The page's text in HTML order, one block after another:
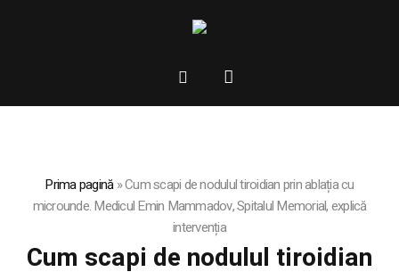
Prima pagină»Cum scapi de nodulul tiroidian prin ablația cu
microunde. Medicul Emin Mammadov, Spitalul Memorial, explică
intervenția
Cum scapi de nodulul tiroidian